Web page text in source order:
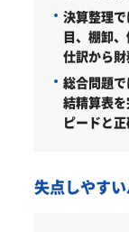
決算整理
目、棚卸
仕訳から財
総合問題
結精算表
ピードと
失点しやす